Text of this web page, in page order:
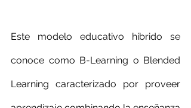
Este modelo educativo híbrido se
conoce como B-Learning o Blended
Learning caracterizado por proveer